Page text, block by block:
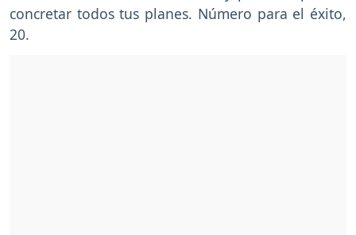
concretar todos tus planes. Número para el éxito,
20.